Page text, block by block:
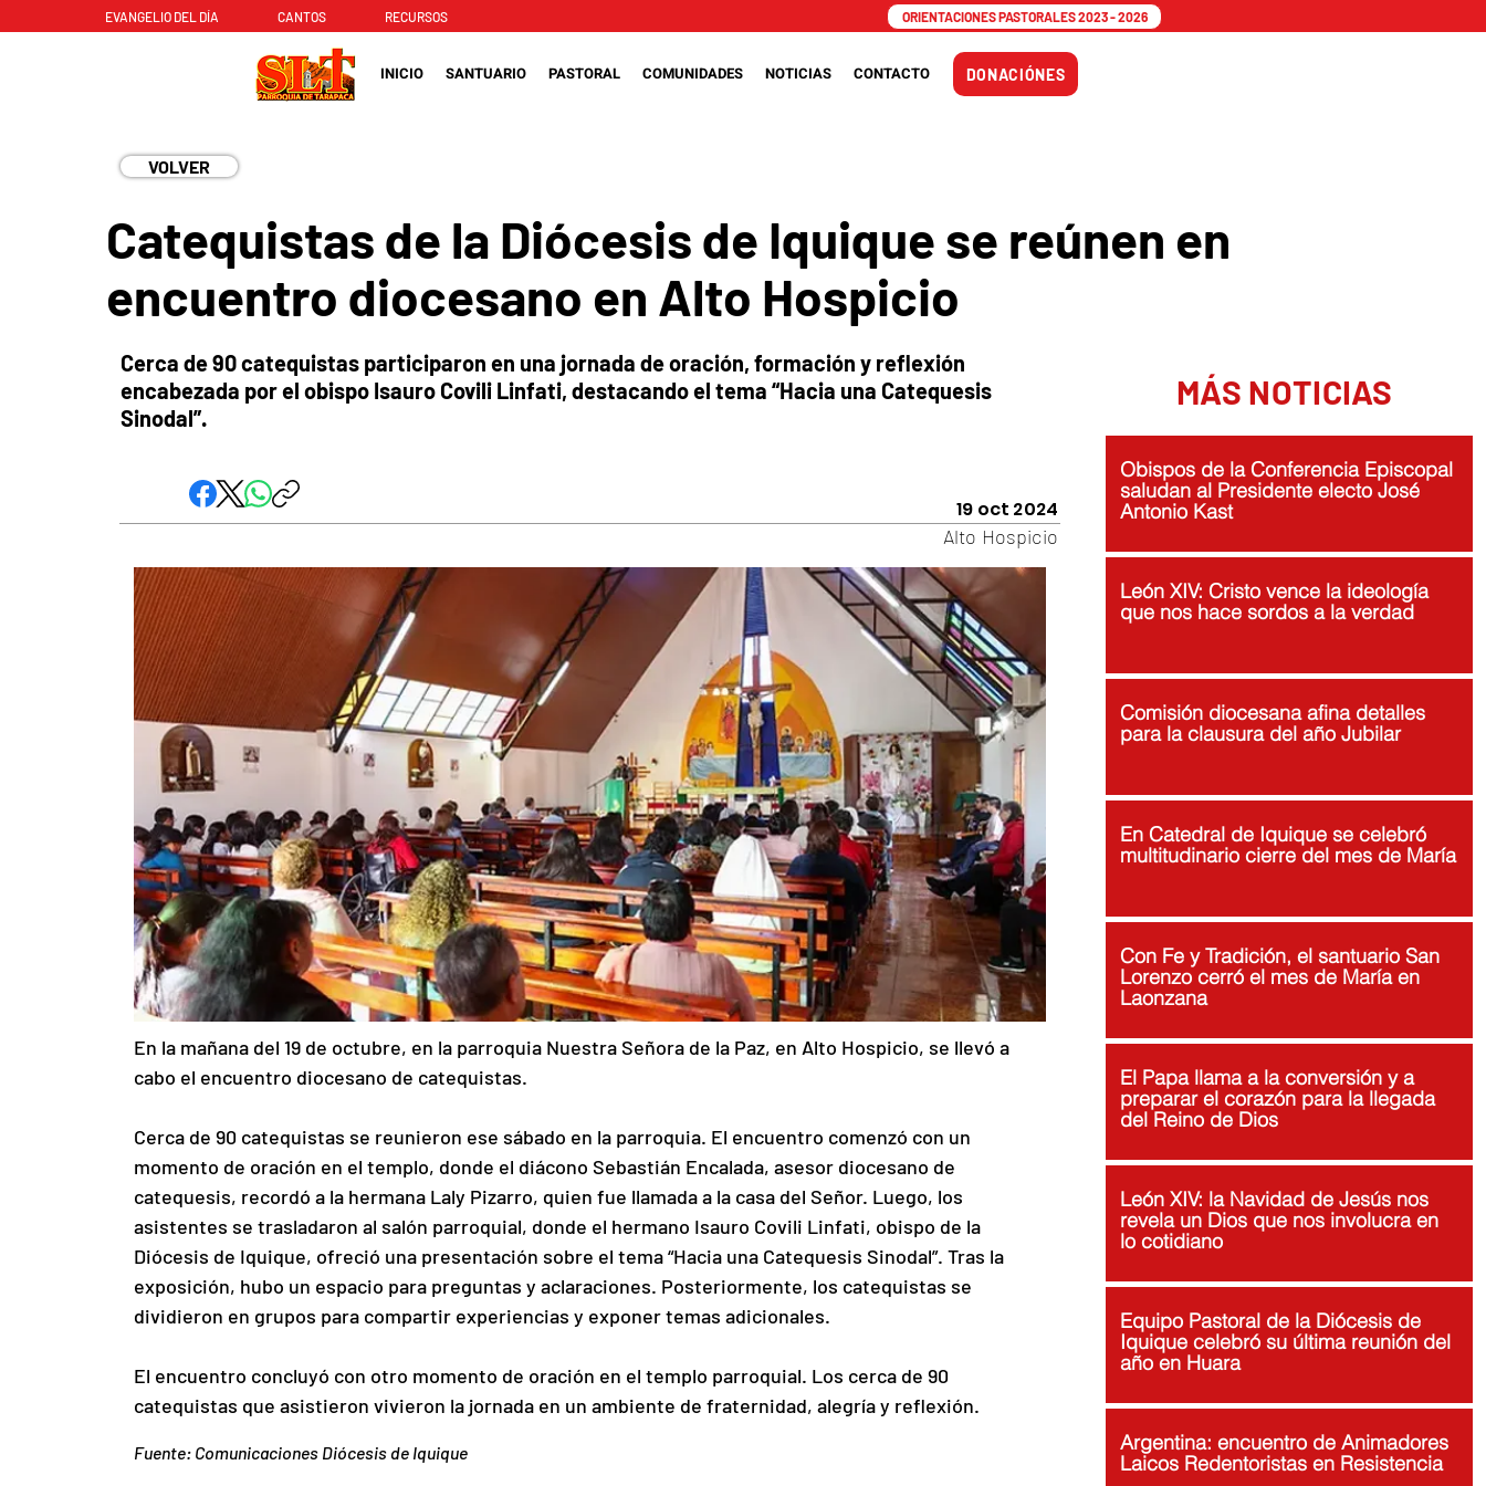
EVANGELIO DEL DÍA CANTOS RECURSOS ORIENTACIONES PASTORALES 2023 - 2026
INICIO SANTUARIO PASTORAL COMUNIDADES NOTICIAS CONTACTO DONACIÓNES
VOLVER
Catequistas de la Diócesis de Iquique se reúnen en
encuentro diocesano en Alto Hospicio
Cerca de 90 catequistas participaron en una jornada de oración, formación y reflexión
encabezada por el obispo Isauro Covili Linfati, destacando el tema “Hacia una Catequesis
Sinodal”.
19 oct 2024
Alto Hospicio
En la mañana del 19 de octubre, en la parroquia Nuestra Señora de la Paz, en Alto Hospicio, se llevó a
cabo el encuentro diocesano de catequistas.
Cerca de 90 catequistas se reunieron ese sábado en la parroquia. El encuentro comenzó con un
momento de oración en el templo, donde el diácono Sebastián Encalada, asesor diocesano de
catequesis, recordó a la hermana Laly Pizarro, quien fue llamada a la casa del Señor. Luego, los
asistentes se trasladaron al salón parroquial, donde el hermano Isauro Covili Linfati, obispo de la
Diócesis de Iquique, ofreció una presentación sobre el tema “Hacia una Catequesis Sinodal”. Tras la
exposición, hubo un espacio para preguntas y aclaraciones. Posteriormente, los catequistas se
dividieron en grupos para compartir experiencias y exponer temas adicionales.
El encuentro concluyó con otro momento de oración en el templo parroquial. Los cerca de 90
catequistas que asistieron vivieron la jornada en un ambiente de fraternidad, alegría y reflexión.
Fuente: Comunicaciones Diócesis de Iquique
MÁS NOTICIAS
Obispos de la Conferencia Episcopal
saludan al Presidente electo José
Antonio Kast
León XIV: Cristo vence la ideología
que nos hace sordos a la verdad
Comisión diocesana afina detalles
para la clausura del año Jubilar
En Catedral de Iquique se celebró
multitudinario cierre del mes de María
Con Fe y Tradición, el santuario San
Lorenzo cerró el mes de María en
Laonzana
El Papa llama a la conversión y a
preparar el corazón para la llegada
del Reino de Dios
León XIV: la Navidad de Jesús nos
revela un Dios que nos involucra en
lo cotidiano
Equipo Pastoral de la Diócesis de
Iquique celebró su última reunión del
año en Huara
Argentina: encuentro de Animadores
Laicos Redentoristas en Resistencia